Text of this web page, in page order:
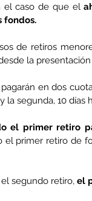
el caso de que el
fondos.
de retiros
la
en dos
la segunda, 10
el primer retiro
el primer retiro de
segundo retiro, el